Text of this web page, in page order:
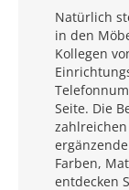
Natürlich
in den
Kollegen
Seite. Die
Farben,
entdecken